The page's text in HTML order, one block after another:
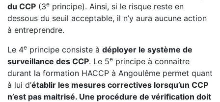
du CCP (3e principe). Ainsi, si le risque reste en
dessous du seuil acceptable, il n’y aura aucune action
à entreprendre.
Le 4e principe consiste à déployer le système de
surveillance des CCP. Le 5e principe à connaitre
durant la formation HACCP à Angoulême permet quant
à lui d’établir les mesures correctives lorsqu’un CCP
n’est pas maitrisé. Une procédure de vérification doit